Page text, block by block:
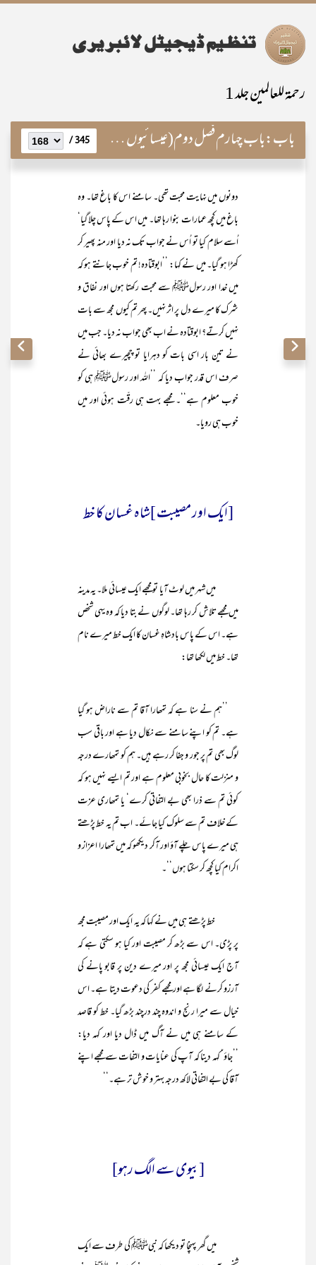
رحمۃ للعالمین جلد 1
باب:باب چہارم فصل دوم(عیسائیوں سے معاملات) 345 /
دونوں میں نہایت محبت تھی۔ سامنے اس کا باغ تھا۔ وہ
باغ میں کچھ عمارات بنوا رہا تھا۔ میں اس کے پاس چلا گیا‘
اُسے سلام کیا تو اُس نے جواب تک نہ دیا اور منہ پھیر کر
کھڑا ہو گیا۔ میں نے کہا: ’’ابوقتادہ! تم خوب جانتے ہو کہ
میں خدا اور رسولﷺ سے محبت رکھتا ہوں اور نفاق و
شرک کا میرے دل پر اثر نہیں۔ پھر تم کیوں مجھ سے بات
نہیں کرتے؟ ابوقتادہ نے اب بھی جواب نہ دیا۔ جب میں
نے تین بار اسی بات کو دہرایا تو چچیرے بھائی نے
صرف اس قدر جواب دیا کہ ’’اللہ اور رسولﷺ ہی کو
خوب معلوم ہے‘‘۔ مجھے بہت ہی رقّت ہوئی اور میں
خوب ہی رویا۔
[ایک اور مصیبت ]شاہ غسان کا خط
میں شہر میں لوٹ آیا تو مجھے ایک عیسائی ملا۔ یہ مدینہ
میں مجھے تلاش کر رہا تھا۔ لوگوں نے بتا دیا کہ وہ یہی شخص
ہے۔ اس کے پاس بادشاہِ غسان کا ایک خط میرے نام
تھا۔ خط میں لکھا تھا:
’’ہم نے سنا ہے کہ تمھارا آقا تم سے ناراض ہو گیا
ہے۔ تم کو اپنے سامنے سے نکال دیا ہے اور باقی سب
لوگ بھی تم پر جور و جفا کر رہے ہیں۔ ہم کو تمھارے درجہ
و منزلت کا حال بخوبی معلوم ہے اور تم ایسے نہیں ہو کہ
کوئی تم سے ذرا بھی بے التفاتی کرے‘ یا تمھاری عزت
کے خلاف تم سے سلوک کیا جائے۔ اب تم یہ خط پڑھتے
ہی میرے پاس چلے آؤ اور آکر دیکھو کہ میں تمھارا اعزاز و
اکرام کیا کچھ کر سکتا ہوں‘‘۔
خط پڑھتے ہی میں نے کہا کہ یہ ایک اور مصیبت مجھ
پر پڑی۔ اس سے بڑھ کر مصیبت اور کیا ہو سکتی ہے کہ
آج ایک عیسائی مجھ پر اور میرے دین پر قابو پانے کی
آرزو کرنے لگا ہے اور مجھے کفر کی دعوت دیتا ہے۔ اس
خیال سے میرا رنج و اندوہ چند درچند بڑھ گیا۔ خط کو قاصد
کے سامنے ہی میں نے آگ میں ڈال دیا اور کہہ دیا:
’’جاؤ‘ کہہ دینا کہ آپ کی عنایات و التفات سے مجھے اپنے
آقا کی بے التفاتی لاکھ درجہ بہتر و خوش تر ہے۔‘‘
[بیوی سے الگ رہو]
میں گھر پہنچا تو دیکھا کہ نبیﷺ کی طرف سے ایک